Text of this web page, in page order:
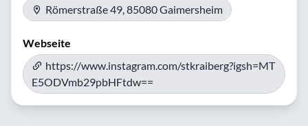
Römerstraße 49, 85080 Gaimersheim
Webseite
https://www.instagram.com/stkraiberg?igsh=MT
E5ODVmb29pbHFtdw==